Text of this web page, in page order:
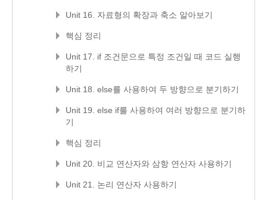
Unit 16. 자료형의 확장과 축소 알아보기
핵심 정리
Unit 17. if 조건문으로 특정 조건일 때 코드 실행
하기
Unit 18. else를 사용하여 두 방향으로 분기하기
Unit 19. else if를 사용하여 여러 방향으로 분기하
기
핵심 정리
Unit 20. 비교 연산자와 삼항 연산자 사용하기
Unit 21. 논리 연산자 사용하기